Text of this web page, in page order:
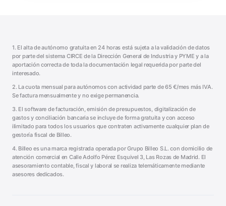
1. El alta de autónomo gratuita en 24 horas está sujeta a la validación de datos
por parte del sistema CIRCE de la Dirección General de Industria y PYME y a la
aportación correcta de toda la documentación legal requerida por parte del
interesado.
2. La cuota mensual para autónomos con actividad parte de65 €/mes más IVA.
Se factura mensualmente y no exige permanencia.
3. El software de facturación, emisión de presupuestos, digitalización de
gastos y conciliación bancaria se incluye de forma gratuita y con acceso
ilimitado para todos los usuarios que contraten activamente cualquier plan de
gestoría fiscal de Billeo.
4. Billeo es una marca registrada operada porGrupo Billeo S.L. con domicilio de
atención comercial en Calle Adolfo Pérez Esquivel 3, Las Rozas de Madrid. El
asesoramiento contable, fiscal y laboral se realiza telemáticamente mediante
asesores dedicados.